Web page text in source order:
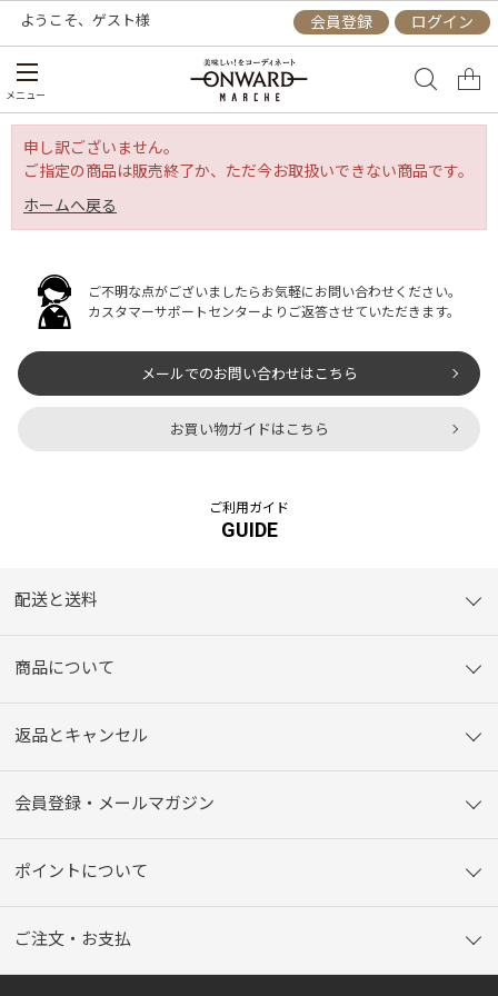
ようこそ、 ゲスト様 会員登録 ログイン
メニュー
申し訳ございません。
ご指定の商品は販売終了か、ただ今お取扱いできない商品です。
ホームへ戻る
ご不明な点がございましたらお気軽にお問い合わせください。
カスタマーサポートセンターよりご返答させていただきます。
メールでのお問い合わせはこちら
お買い物ガイドはこちら
ご利用ガイド
GUIDE
配送と送料
商品について
返品とキャンセル
会員登録・メールマガジン
ポイントについて
ご注文・お支払